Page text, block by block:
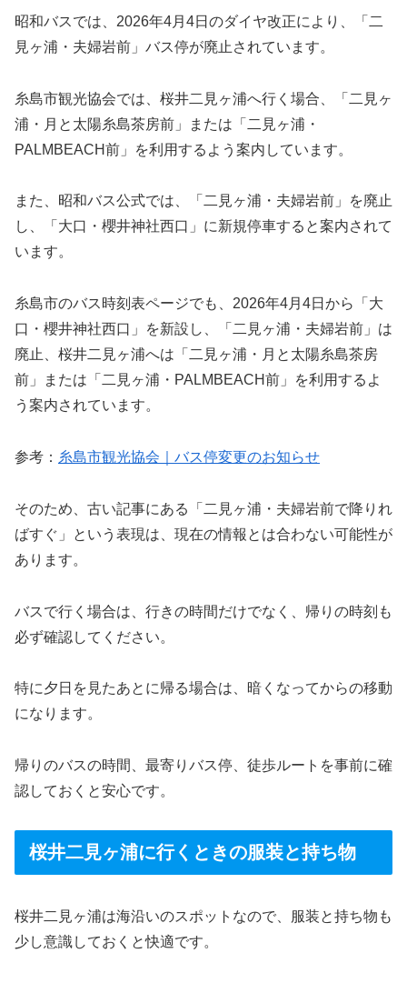
昭和バスでは、2026年4月4日のダイヤ改正により、「二
見ヶ浦・夫婦岩前」バス停が廃止されています。
糸島市観光協会では、桜井二見ヶ浦へ行く場合、「二見ヶ
浦・月と太陽糸島茶房前」または「二見ヶ浦・
PALMBEACH前」を利用するよう案内しています。
また、昭和バス公式では、「二見ヶ浦・夫婦岩前」を廃止
し、「大口・櫻井神社西口」に新規停車すると案内されて
います。
糸島市のバス時刻表ページでも、2026年4月4日から「大
口・櫻井神社西口」を新設し、「二見ヶ浦・夫婦岩前」は
廃止、桜井二見ヶ浦へは「二見ヶ浦・月と太陽糸島茶房
前」または「二見ヶ浦・PALMBEACH前」を利用するよ
う案内されています。
参考： 糸島市観光協会｜バス停変更のお知らせ
そのため、古い記事にある「二見ヶ浦・夫婦岩前で降りれ
ばすぐ」という表現は、現在の情報とは合わない可能性が
あります。
バスで行く場合は、行きの時間だけでなく、帰りの時刻も
必ず確認してください。
特に夕日を見たあとに帰る場合は、暗くなってからの移動
になります。
帰りのバスの時間、最寄りバス停、徒歩ルートを事前に確
認しておくと安心です。
桜井二見ヶ浦に行くときの服装と持ち物
桜井二見ヶ浦は海沿いのスポットなので、服装と持ち物も
少し意識しておくと快適です。